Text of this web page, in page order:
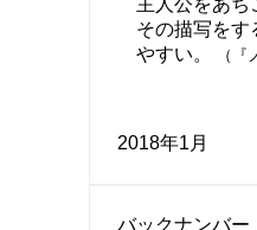
主人公をあち
その描写をす
やすい。
（『
2018年1月
バックナンバー